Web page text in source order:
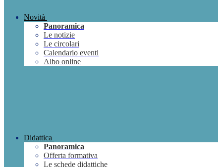
Novità
Panoramica
Le notizie
Le circolari
Calendario eventi
Albo online
Didattica
Panoramica
Offerta formativa
Le schede didattiche